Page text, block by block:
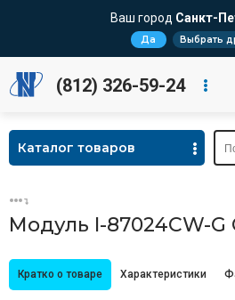
Ваш город Санкт-
Да Выбрать
(812) 326-59-24
Каталог товаров
Модуль I-87024CW-G
Кратко о товаре Характеристики